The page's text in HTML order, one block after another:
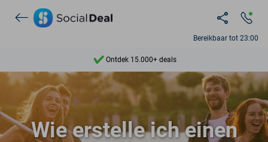
Bereikbaar tot 23:00
7 dagen per week beschikbaar
10+ miljoen leden
9,4
Ontdek 15.000+ deals
Wie erstelle ich einen